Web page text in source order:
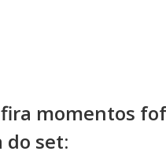
momentos
do set: